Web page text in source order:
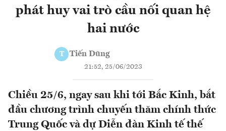
phát huy vai trò cầu nối quan hệ
hai nước
T Tiến Dũng
21:52, 25/06/2023
Chiều 25/6, ngay sau khi tới Bắc Kinh, bắt
đầu chương trình chuyến thăm chính thức
Trung Quốc và dự Diễn đàn Kinh tế thế